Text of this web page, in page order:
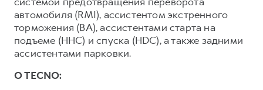
автомобиля (RMI), ассистентом экстренного
торможения (ВА), ассистентами старта на
подъеме (ННС) и спуска (HDC), а также задними
ассистентами парковки.
О TECNO: